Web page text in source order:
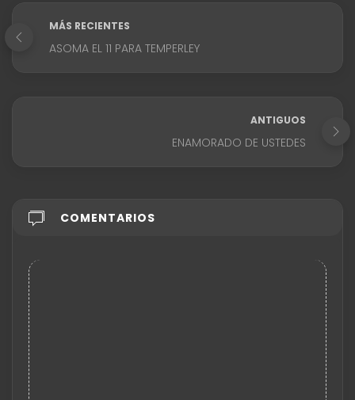
MÁS RECIENTES
ASOMA EL 11 PARA TEMPERLEY
ANTIGUOS
ENAMORADO DE USTEDES
COMENTARIOS